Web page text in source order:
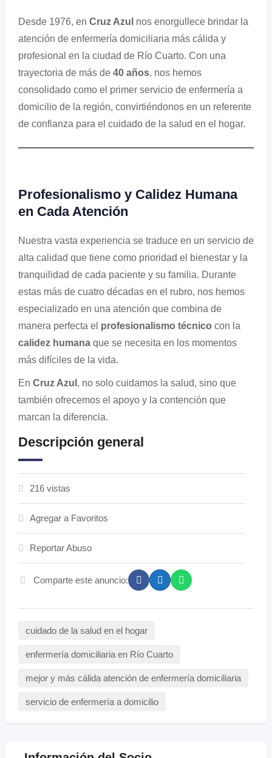
Desde 1976, en Cruz Azul nos enorgullece brindar la
atención de enfermería domiciliaria más cálida y
profesional en la ciudad de Río Cuarto. Con una
trayectoria de más de 40 años, nos hemos
consolidado como el primer servicio de enfermería a
domicilio de la región, convirtiéndonos en un referente
de confianza para el cuidado de la salud en el hogar.
Profesionalismo y Calidez Humana
en Cada Atención
Nuestra vasta experiencia se traduce en un servicio de
alta calidad que tiene como prioridad el bienestar y la
tranquilidad de cada paciente y su familia. Durante
estas más de cuatro décadas en el rubro, nos hemos
especializado en una atención que combina de
manera perfecta el profesionalismo técnico con la
calidez humana que se necesita en los momentos
más difíciles de la vida.
En Cruz Azul , no solo cuidamos la salud, sino que
también ofrecemos el apoyo y la contención que
marcan la diferencia.
Descripción general
216 vistas
Agregar a Favoritos
Reportar Abuso
Comparte este anuncio:
cuidado de la salud en el hogar
enfermería domiciliaria en Río Cuarto
mejor y más cálida atención de enfermería domiciliaria
servicio de enfermería a domicilio